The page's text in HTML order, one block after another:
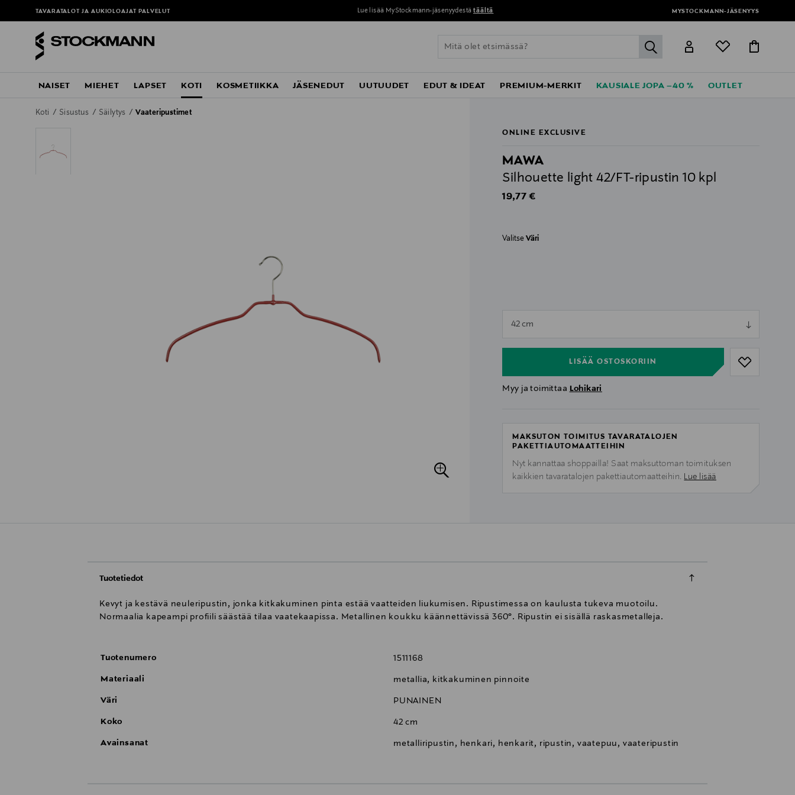
TAVARATALOT JA AUKIOLOAJAT PALVELUT Lue lisää MyStockmann-jäsenyydestä täältä MYSTOCKMANN-JÄSENYYS
label.header.go
NAISET MIEHET LAPSET KOTI KOSMETIIKKA JÄSENEDUT UUTUUDET EDUT & IDEAT PREMIUM-MERKIT KAUSIALE JOPA –40 % OUTLET
Koti Sisustus Säilytys Vaateripustimet
ONLINE EXCLUSIVE
MAWA
Silhouette light 42/FT-ripustin 10 kpl
Original Price
19,77 €
ValitseVäri
42 cm
LISÄÄ OSTOSKORIIN
Myy ja toimittaa Lohikari
MAKSUTON TOIMITUS TAVARATALOJEN
PAKETTIAUTOMAATTEIHIN
Nyt kannattaa shoppailla! Saat maksuttoman toimituksen
kaikkien tavaratalojen pakettiautomaatteihin. Lue lisää
Tuotetiedot
Kevyt ja kestävä neuleripustin, jonka kitkakuminen pinta estää vaatteiden liukumisen. Ripustimessa on kaulusta tukeva muotoilu.
Normaalia kapeampi profiili säästää tilaa vaatekaapissa. Metallinen koukku käännettävissä 360°. Ripustin ei sisällä raskasmetalleja.
Tuotenumero 1511168
Materiaali metallia, kitkakuminen pinnoite
Väri PUNAINEN
Koko 42 cm
Avainsanat metalliripustin, henkari, henkarit, ripustin, vaatepuu, vaateripustin